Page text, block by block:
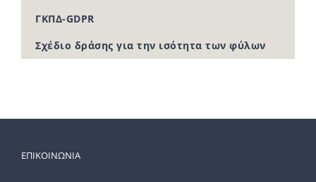
ΓΚΠΔ-GDPR
Σχέδιο δράσης για την ισότητα των φύλων
ΕΠΙΚΟΙΝΩΝΙΑ